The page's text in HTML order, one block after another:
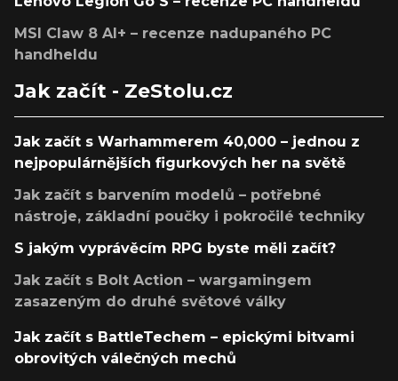
MSI Claw 8 AI+ – recenze nadupaného PC
handheldu
Jak začít - ZeStolu.cz
Jak začít s Warhammerem 40,000 – jednou z
nejpopulárnějších figurkových her na světě
Jak začít s barvením modelů – potřebné
nástroje, základní poučky i pokročilé techniky
S jakým vyprávěcím RPG byste měli začít?
Jak začít s Bolt Action – wargamingem
zasazeným do druhé světové války
Jak začít s BattleTechem – epickými bitvami
obrovitých válečných mechů